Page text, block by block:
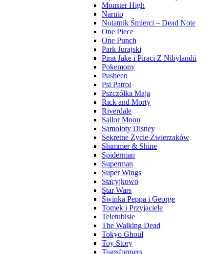
Monster High
Naruto
Notatnik Śmierci – Dead Note
One Piece
One Punch
Park Jurajski
Pirat Jake i Piraci Z Nibylandii
Pokemony
Pusheen
Psi Patrol
Pszczółka Maja
Rick and Morty
Riverdale
Sailor Moon
Samoloty Disney
Sekretne Życie Zwierzaków
Shimmer & Shine
Spiderman
Superman
Super Wings
Stacyjkowo
Star Wars
Świnka Peppa i George
Tomek i Przyjaciele
Teletubisie
The Walking Dead
Tokyo Ghoul
Toy Story
Transformers